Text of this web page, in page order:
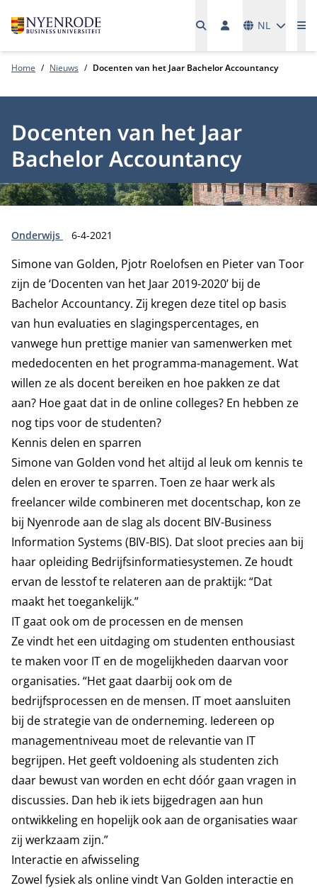
NL
Home Nieuws Docenten van het Jaar Bachelor Accountancy
Docenten van het Jaar
Bachelor Accountancy
Type:
Onderwijs Publicatiedatum:
6-4-2021
Simone van Golden, Pjotr Roelofsen en Pieter van Toor
zijn de ‘Docenten van het Jaar 2019-2020’ bij de
Bachelor Accountancy. Zij kregen deze titel op basis
van hun evaluaties en slagingspercentages, en
vanwege hun prettige manier van samenwerken met
mededocenten en het programma-management. Wat
willen ze als docent bereiken en hoe pakken ze dat
aan? Hoe gaat dat in de online colleges? En hebben ze
nog tips voor de studenten?
Kennis delen en sparren
Simone van Golden vond het altijd al leuk om kennis te
delen en erover te sparren. Toen ze haar werk als
freelancer wilde combineren met docentschap, kon ze
bij Nyenrode aan de slag als docent BIV-Business
Information Systems (BIV-BIS). Dat sloot precies aan bij
haar opleiding Bedrijfsinformatiesystemen. Ze houdt
ervan de lesstof te relateren aan de praktijk: “Dat
maakt het toegankelijk.”
IT gaat ook om de processen en de mensen
Ze vindt het een uitdaging om studenten enthousiast
te maken voor IT en de mogelijkheden daarvan voor
organisaties. “Het gaat daarbij ook om de
bedrijfsprocessen en de mensen. IT moet aansluiten
bij de strategie van de onderneming. Iedereen op
managementniveau moet de relevantie van IT
begrijpen. Het geeft voldoening als studenten zich
daar bewust van worden en echt dóór gaan vragen in
discussies. Dan heb ik iets bijgedragen aan hun
ontwikkeling en hopelijk ook aan de organisaties waar
zij werkzaam zijn.”
Interactie en afwisseling
Zowel fysiek als online vindt Van Golden interactie en